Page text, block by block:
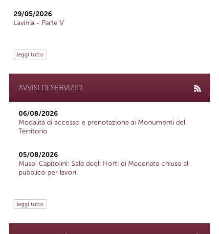
29/05/2026
Lavinia - Parte V
leggi tutto
AVVISI DI SERVIZIO
06/08/2026
Modalità di accesso e prenotazione ai Monumenti del
Territorio
05/08/2026
Musei Capitolini: Sale degli Horti di Mecenate chiuse al
pubblico per lavori
leggi tutto